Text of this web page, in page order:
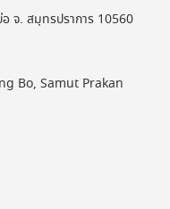
จ. สมุทรปราการ 10560
Bo, Samut Prakan